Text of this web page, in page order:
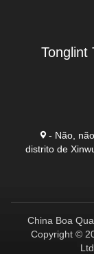
Tonglint
- Não,
distrito de
China Boa
Copyright ©